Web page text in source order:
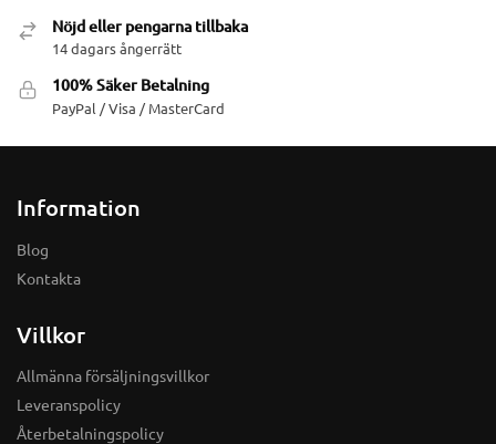
Nöjd eller pengarna tillbaka
14 dagars ångerrätt
100% Säker Betalning
PayPal / Visa / MasterCard
Information
Blog
Kontakta
Villkor
Allmänna försäljningsvillkor
Leveranspolicy
Återbetalningspolicy